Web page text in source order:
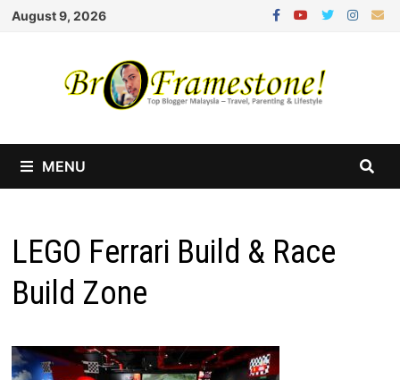
Skip
August 9, 2026
MENU
LEGO Ferrari Build & Race
Build Zone